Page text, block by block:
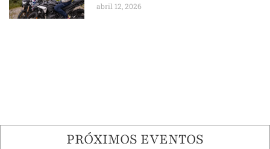
abril 12, 2026
PRÓXIMOS EVENTOS